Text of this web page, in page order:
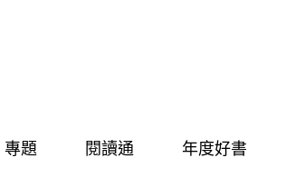
專題 閱讀通 年度好書